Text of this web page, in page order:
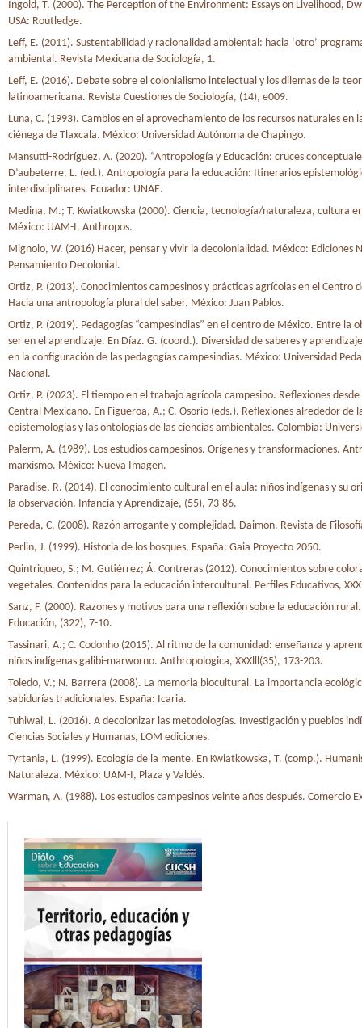
Ingold, T. (2000). The Perception of the Environment: Essays on Livelihood,
USA: Routledge.
Leff, E. (2011). Sustentabilidad y racionalidad ambiental: hacia ‘otro’
ambiental. Revista Mexicana de Sociología, 1.
Leff, E. (2016). Debate sobre el colonialismo intelectual y los dilemas de la
latinoamericana. Revista Cuestiones de Sociología, (14), e009.
Luna, C. (1993). Cambios en el aprovechamiento de los recursos naturales en
ciénega de Tlaxcala. México: Universidad Autónoma de Chapingo.
Mansutti-Rodríguez, A. (2020). “Antropología y Educación: cruces
D’aubeterre, L. (ed.). Antropología para la educación: Itinerarios
interdisciplinares. Ecuador: UNAE.
Medina, M.; T. Kwiatkowska (2000). Ciencia, tecnología/naturaleza, cultura
México: UAM-I, Anthropos.
Mignolo, W. (2016) Hacer, pensar y vivir la decolonialidad. México: Ediciones
Pensamiento Decolonial.
Ortiz, P. (2013). Conocimientos campesinos y prácticas agrícolas en el Centro
Hacia una antropología plural del saber. México: Juan Pablos.
Ortiz, P. (2019). Pedagogías “campesindias” en el centro de México. Entre la
ser en el aprendizaje. En Díaz. G. (coord.). Diversidad de saberes y
en la configuración de las pedagogías campesindias. México: Universidad
Nacional.
Ortiz, P. (2023). El tiempo en el trabajo agrícola campesino. Reflexiones
Central Mexicano. En Figueroa, A.; C. Osorio (eds.). Reflexiones alrededor de
epistemologías y las ontologías de las ciencias ambientales. Colombia:
Palerm, A. (1989). Los estudios campesinos. Orígenes y transformaciones.
marxismo. México: Nueva Imagen.
Paradise, R. (2014). El conocimiento cultural en el aula: niños indígenas y su
la observación. Infancia y Aprendizaje, (55), 73-86.
Pereda, C. (2008). Razón arrogante y complejidad. Daimon. Revista de
Perlin, J. (1999). Historia de los bosques, España: Gaia Proyecto 2050.
Quintriqueo, S.; M. Gutiérrez; Á. Contreras (2012). Conocimientos sobre
vegetales. Contenidos para la educación intercultural. Perfiles Educativos,
Sanz, F. (2000). Razones y motivos para una reflexión sobre la educación
Educación, (322), 7-10.
Tassinari, A.; C. Codonho (2015). Al ritmo de la comunidad: enseñanza y
niños indígenas galibi-marworno. Anthropologica, XXXlll(35), 173-203.
Toledo, V.; N. Barrera (2008). La memoria biocultural. La importancia
sabidurías tradicionales. España: Icaria.
Tuhiwai, L. (2016). A decolonizar las metodologías. Investigación y pueblos
Ciencias Sociales y Humanas, LOM ediciones.
Tyrtania, L. (1999). Ecología de la mente. En Kwiatkowska, T. (comp.).
Naturaleza. México: UAM-I, Plaza y Valdés.
Warman, A. (1988). Los estudios campesinos veinte años después. Comercio